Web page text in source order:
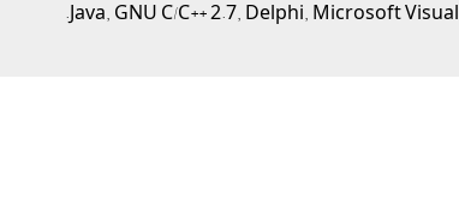
Java, GNU C/C++ 2.7, Delphi, Microsoft